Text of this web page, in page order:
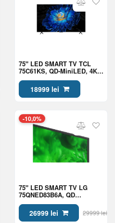
75" LED SMART TV TCL
75C61KS, QD-MiniLED, 4K
UHD, Google TV, Black
18999 lei
-10,0%
75" LED SMART TV LG
75QNED83B6A, QD
NanoCell, 4K UHD, webOS,
Black26999 lei 29999 lei